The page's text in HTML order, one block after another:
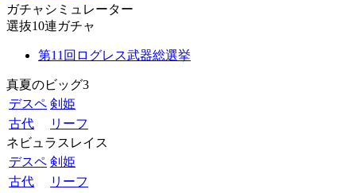
ガチャシミュレーター
選抜10連ガチャ
第11回ログレス武器総選挙
真夏のビッグ3
デスペ 剣姫
古代
リーフ
ネビュラスレイス
デスペ 剣姫
古代
リーフ